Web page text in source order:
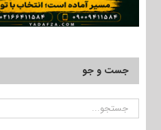
جست و جو
جستجو